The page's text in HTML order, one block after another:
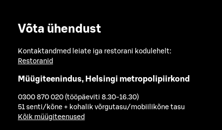
Võta ühendust
Kontaktandmed leiate iga restorani kodulehelt:
Restoranid
Müügiteenindus, Helsingi metropolipiirkond
0300 870 020 (tööpäeviti 8.30-16.30)
51 senti/kõne + kohalik võrgutasu/mobiilikõne tasu
Kõik müügiteenused